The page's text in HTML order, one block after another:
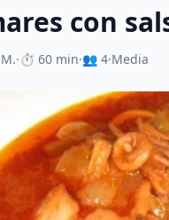
con
·⏱ 60 min·👥 4·Media